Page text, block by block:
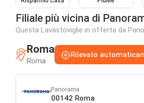
Filiale più vicina di
Questa Lavastoviglie in offerta da
Roma
Roma
Rilevato
Panorama
00142 Roma